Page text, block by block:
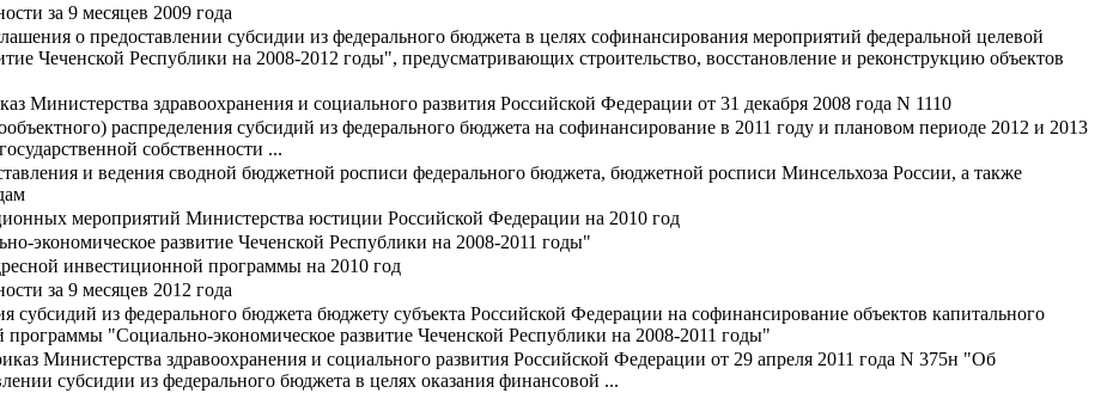
за 9 месяцев 2009 года
о предоставлении субсидии из федерального бюджета в целях софинансирования мероприятий федеральной целевой
Чеченской Республики на 2008-2012 годы", предусматривающих строительство, восстановление и реконструкцию объектов
Министерства здравоохранения и социального развития Российской Федерации от 31 декабря 2008 года N 1110
распределения субсидий из федерального бюджета на софинансирование в 2011 году и плановом периоде 2012 и 2013
собственности ...
и ведения сводной бюджетной росписи федерального бюджета, бюджетной росписи Минсельхоза России, а также
мероприятий Министерства юстиции Российской Федерации на 2010 год
экономическое развитие Чеченской Республики на 2008-2011 годы"
инвестиционной программы на 2010 год
за 9 месяцев 2012 года
субсидий из федерального бюджета бюджету субъекта Российской Федерации на софинансирование объектов капитального
программы "Социально-экономическое развитие Чеченской Республики на 2008-2011 годы"
Министерства здравоохранения и социального развития Российской Федерации от 29 апреля 2011 года N 375н "Об
субсидии из федерального бюджета в целях оказания финансовой ...